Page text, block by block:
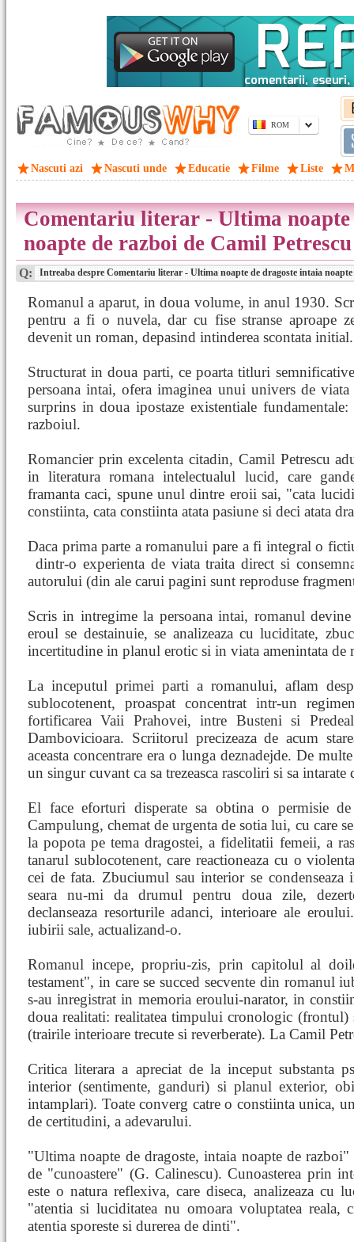
ROM
Nascuti azi Nascuti unde Educatie Filme Liste
Comentariu literar - Ultima noapte
noapte de razboi de Camil Petrescu
Q: Intreaba despre Comentariu literar - Ultima noapte de dragoste intaia noapte
Romanul a aparut, in doua volume, in anul 1930.
pentru a fi o nuvela, dar cu fise stranse aproape
devenit un roman, depasind intinderea scontata initial.
Structurat in doua parti, ce poarta titluri
persoana intai, ofera imaginea unui univers de
surprins in doua ipostaze existentiale
razboiul.
Romancier prin excelenta citadin, Camil Petrescu
in literatura romana intelectualul lucid, care
framanta caci, spune unul dintre eroii sai, "cata
constiinta, cata constiinta atata pasiune si deci atata
Daca prima parte a romanului pare a fi integral o
dintr-o experienta de viata traita direct si
autorului (din ale carui pagini sunt reproduse
Scris in intregime la persoana intai, romanul
eroul se destainuie, se analizeaza cu luciditate,
incertitudine in planul erotic si in viata amenintata de
La inceputul primei parti a romanului, aflam
sublocotenent, proaspat concentrat intr-un
fortificarea Vaii Prahovei, intre Busteni si
Dambovicioara. Scriitorul precizeaza de acum
aceasta concentrare era o lunga deznadejde. De
un singur cuvant ca sa trezeasca rascoliri si sa
El face eforturi disperate sa obtina o permisie
Campulung, chemat de urgenta de sotia lui, cu care
la popota pe tema dragostei, a fidelitatii femeii, a
tanarul sublocotenent, care reactioneaza cu o
cei de fata. Zbuciumul sau interior se condenseaza
seara nu-mi da drumul pentru doua zile,
declanseaza resorturile adanci, interioare ale
iubirii sale, actualizand-o.
Romanul incepe, propriu-zis, prin capitolul al
testament", in care se succed secvente din romanul
s-au inregistrat in memoria eroului-narator, in
doua realitati: realitatea timpului cronologic
(trairile interioare trecute si reverberate). La Camil
Critica literara a apreciat de la inceput substanta
interior (sentimente, ganduri) si planul exterior,
intamplari). Toate converg catre o constiinta unica,
de certitudini, a adevarului.
"Ultima noapte de dragoste, intaia noapte de
de "cunoastere" (G. Calinescu). Cunoasterea prin
este o natura reflexiva, care diseca, analizeaza cu
"atentia si luciditatea nu omoara voluptatea reala,
atentia sporeste si durerea de dinti".